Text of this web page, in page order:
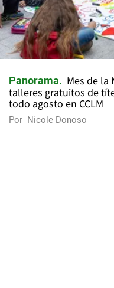
Panorama
Mes de la
talleres gratuitos de
todo agosto en CCLM
Por Nicole Donoso